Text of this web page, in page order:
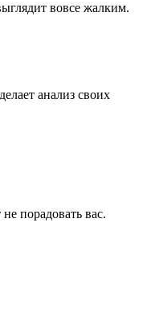
вовсе жалким.
анализ своих
порадовать вас.